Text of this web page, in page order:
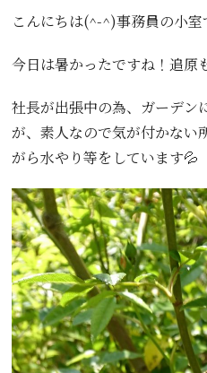
こんにちは(^-^)事務員の小室
今日は暑かったですね！追原
社長が出張中の為、ガーデン
が、素人なので気が付かない
がら水やり等をしています💦